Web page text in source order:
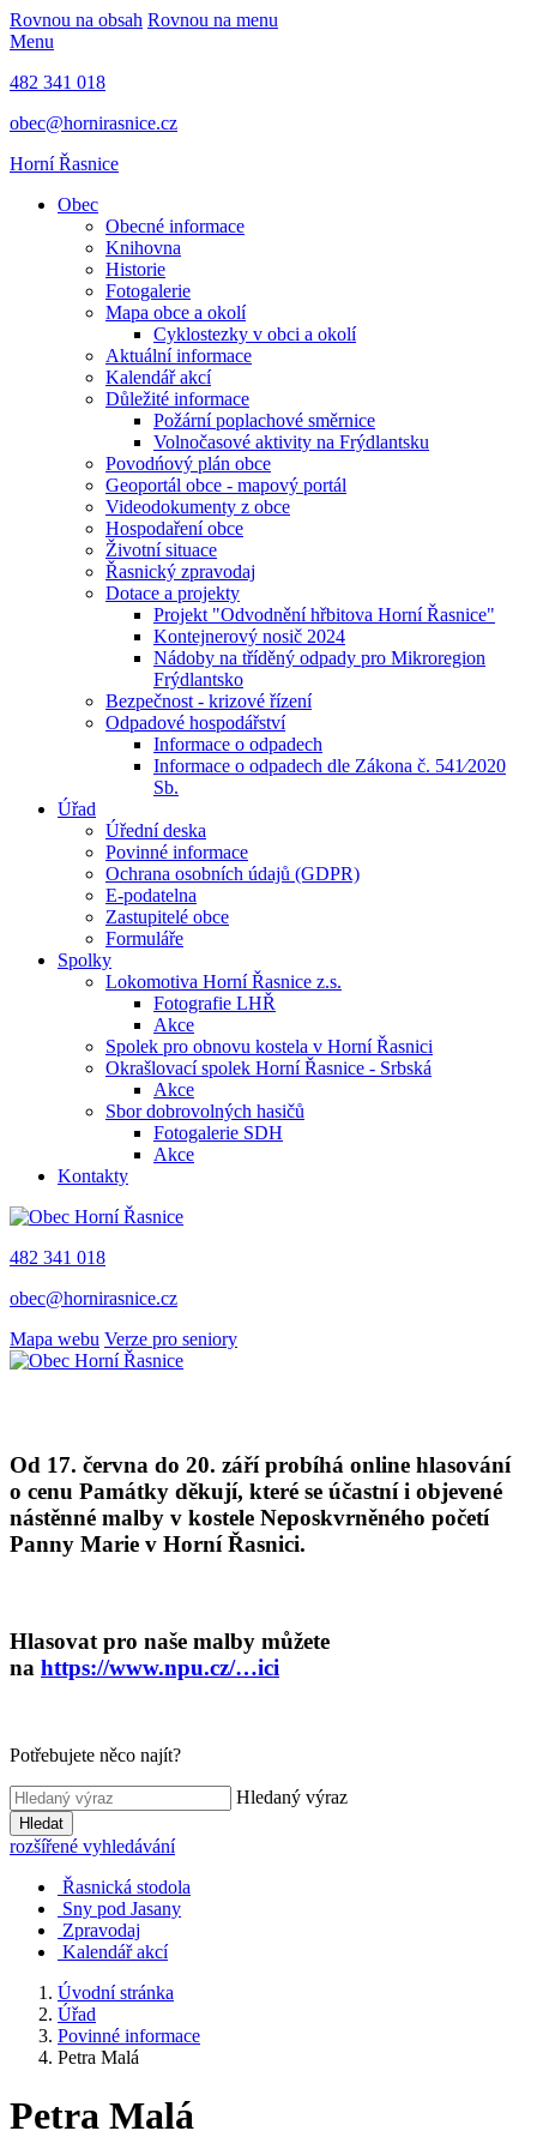
Rovnou na obsah Rovnou na menu
Menu
482 341 018
obec@hornirasnice.cz
Horní Řasnice
Obec
Obecné informace
Knihovna
Historie
Fotogalerie
Mapa obce a okolí
Cyklostezky v obci a okolí
Aktuální informace
Kalendář akcí
Důležité informace
Požární poplachové směrnice
Volnočasové aktivity na Frýdlantsku
Povodńový plán obce
Geoportál obce - mapový portál
Videodokumenty z obce
Hospodaření obce
Životní situace
Řasnický zpravodaj
Dotace a projekty
Projekt "Odvodnění hřbitova Horní Řasnice"
Kontejnerový nosič 2024
Nádoby na tříděný odpady pro Mikroregion
Frýdlantsko
Bezpečnost - krizové řízení
Odpadové hospodářství
Informace o odpadech
Informace o odpadech dle Zákona č. 541⁄2020
Sb.
Úřad
Úřední deska
Povinné informace
Ochrana osobních údajů (GDPR)
E-podatelna
Zastupitelé obce
Formuláře
Spolky
Lokomotiva Horní Řasnice z.s.
Fotografie LHŘ
Akce
Spolek pro obnovu kostela v Horní Řasnici
Okrašlovací spolek Horní Řasnice - Srbská
Akce
Sbor dobrovolných hasičů
Fotogalerie SDH
Akce
Kontakty
482 341 018
obec@hornirasnice.cz
Mapa webu Verze pro seniory
Od 17. června do 20. září probíhá online hlasování
o cenu Památky děkují, které se účastní i objevené
nástěnné malby v kostele Neposkvrněného početí
Panny Marie v Horní Řasnici.
Hlasovat pro naše malby můžete
na https://www.npu.cz/…ici
Potřebujete něco najít?
Hledaný výraz
Hledat
rozšířené vyhledávání
Řasnická stodola
Sny pod Jasany
Zpravodaj
Kalendář akcí
Úvodní stránka
Úřad
Povinné informace
Petra Malá
Petra Malá